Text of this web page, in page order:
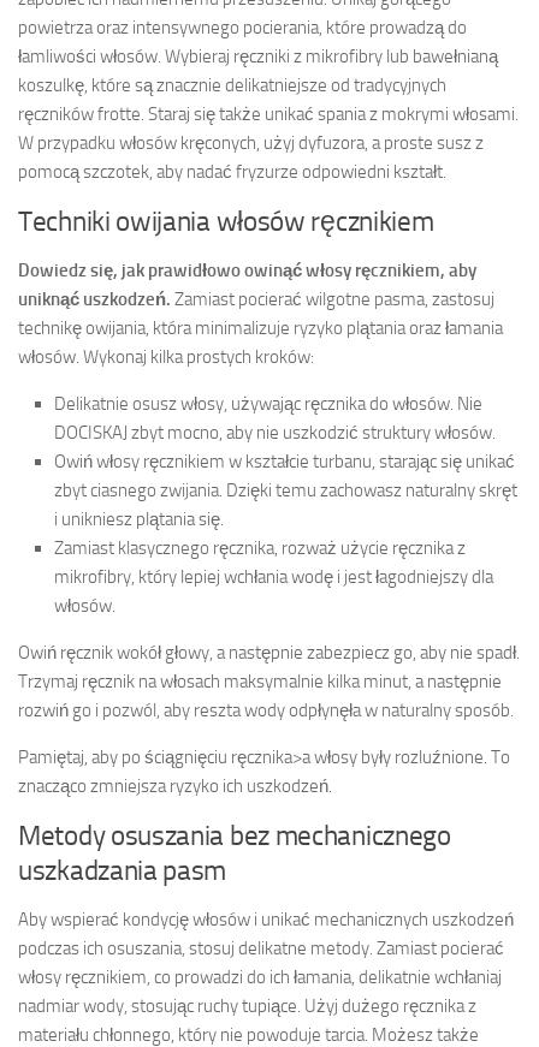
powietrza oraz intensywnego pocierania, które prowadzą do
łamliwości włosów. Wybieraj ręczniki z mikrofibry lub bawełnianą
koszulkę, które są znacznie delikatniejsze od tradycyjnych
ręczników frotte. Staraj się także unikać spania z mokrymi włosami.
W przypadku włosów kręconych, użyj dyfuzora, a proste susz z
pomocą szczotek, aby nadać fryzurze odpowiedni kształt.
Techniki owijania włosów ręcznikiem
Dowiedz się, jak prawidłowo owinąć włosy ręcznikiem, aby
uniknąć uszkodzeń. Zamiast pocierać wilgotne pasma, zastosuj
technikę owijania, która minimalizuje ryzyko plątania oraz łamania
włosów. Wykonaj kilka prostych kroków:
Delikatnie osusz włosy, używając ręcznika do włosów. Nie
DOCISKAJ zbyt mocno, aby nie uszkodzić struktury włosów.
Owiń włosy ręcznikiem w kształcie turbanu, starając się unikać
zbyt ciasnego zwijania. Dzięki temu zachowasz naturalny skręt
i unikniesz plątania się.
Zamiast klasycznego ręcznika, rozważ użycie ręcznika z
mikrofibry, który lepiej wchłania wodę i jest łagodniejszy dla
włosów.
Owiń ręcznik wokół głowy, a następnie zabezpiecz go, aby nie spadł.
Trzymaj ręcznik na włosach maksymalnie kilka minut, a następnie
rozwiń go i pozwól, aby reszta wody odpłynęła w naturalny sposób.
Pamiętaj, aby po ściągnięciu ręcznika>a włosy były rozluźnione. To
znacząco zmniejsza ryzyko ich uszkodzeń.
Metody osuszania bez mechanicznego
uszkadzania pasm
Aby wspierać kondycję włosów i unikać mechanicznych uszkodzeń
podczas ich osuszania, stosuj delikatne metody. Zamiast pocierać
włosy ręcznikiem, co prowadzi do ich łamania, delikatnie wchłaniaj
nadmiar wody, stosując ruchy tupiące. Użyj dużego ręcznika z
materiału chłonnego, który nie powoduje tarcia. Możesz także